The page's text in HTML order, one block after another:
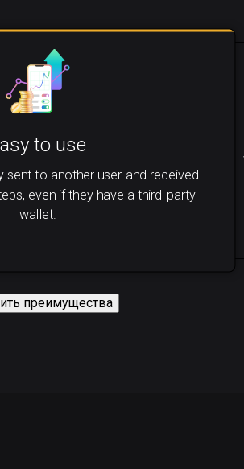
to use
sent to another user and received
even if they have a third-party
wallet.
преимущества